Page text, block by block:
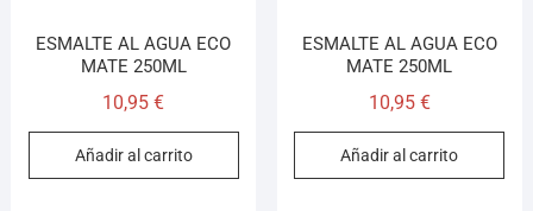
ESMALTE AL AGUA ECO
MATE 250ML
10,95€
Añadir al carrito
ESMALTE AL AGUA ECO
MATE 250ML
10,95 €
Añadir al carrito